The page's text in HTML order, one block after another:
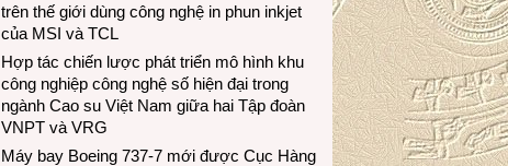
trên thế giới dùng công nghệ in phun inkjet
của MSI và TCL
Hợp tác chiến lược phát triển mô hình khu
công nghiệp công nghệ số hiện đại trong
ngành Cao su Việt Nam giữa hai Tập đoàn
VNPT và VRG
Máy bay Boeing 737-7 mới được Cục Hàng